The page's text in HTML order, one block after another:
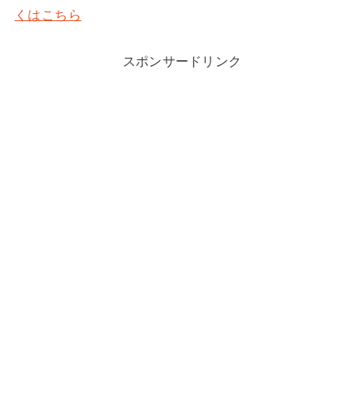
くはこちら
スポンサードリンク